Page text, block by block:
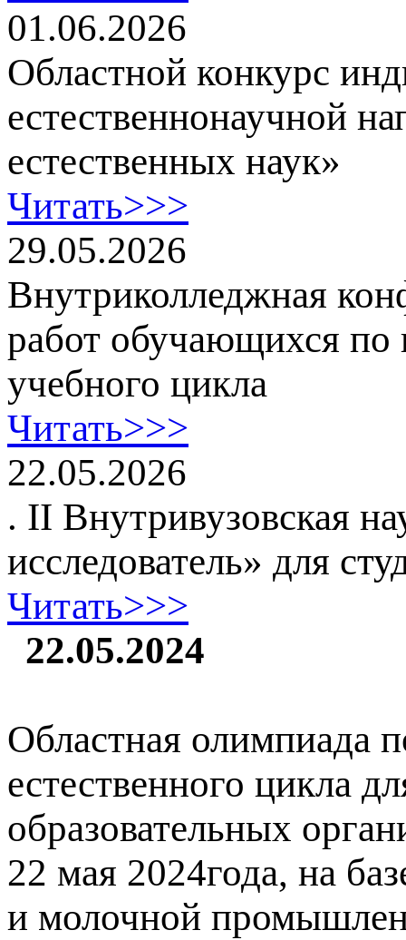
01.06.2026
Областной конкурс
естественнонаучной
естественных наук»
Читать>>>
29.05.2026
Внутриколледжная
работ обучающихся по
учебного цикла
Читать>>>
22.05.2026
. II Внутривузовская
исследователь» для
Читать>>>
22.05.2024
Областная олимпиада
естественного цикла
образовательных
22 мая 2024года, на
и молочной